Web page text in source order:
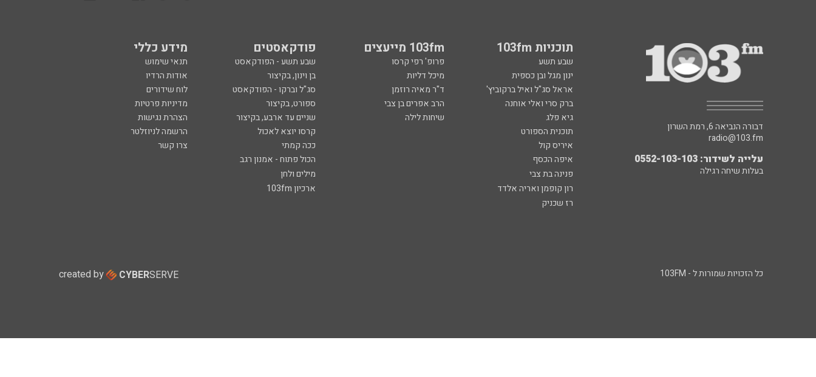
תוכניות 103fm 103fm מייעצים פודקאסטים מידע כללי
שבע תשע פרופ' רפי קרסו שבע תשע - הפודקאסט
תנאי שימוש
ינון מגל ובן כספית
מיכל דליות בן וינון, בקיצור
אודות הרדיו
אראל סג"ל ואיל ברקוביץ'
ד"ר מאיה רוזמן סג"ל וברקו - הפודקאסט
לוח שידורים
ברק סרי ואלי אוחנה
הרב אפרים בן צבי ספורט, בקיצור
מדיניות פרטיות
גיא פלג
שיחות לילה שניים עד ארבע, בקיצור
הצהרת נגישות
תוכנית הספורט
קרסו יוצא לאכול
הרשמה לניוזלטר
איריס קול
ככה קמתי
צרו קשר
איפה הכסף
הכול פתוח - אמנון רגב
פנינה בת צבי
מילים ולחן
רון קופמן ואריה אלדד
ארכיון 103fm
רז שכניק
דבורה הנביאה 6, רמת השרון
radio@103.fm
עלייה לשידור: 0552-103-103
בעלות שיחה רגילה
כל הזכויות שמורות ל - 103FM created by CYBERSERVE